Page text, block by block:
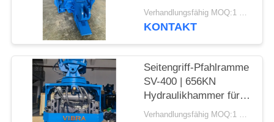
Vibrationen
Verhandlungsfähig MOQ:1 SET
KONTAKT
Seitengriff-Pfahlramme
SV-400 | 656KN
Hydraulikhammer für
enge Räume
Verhandlungsfähig MOQ:1 Satz